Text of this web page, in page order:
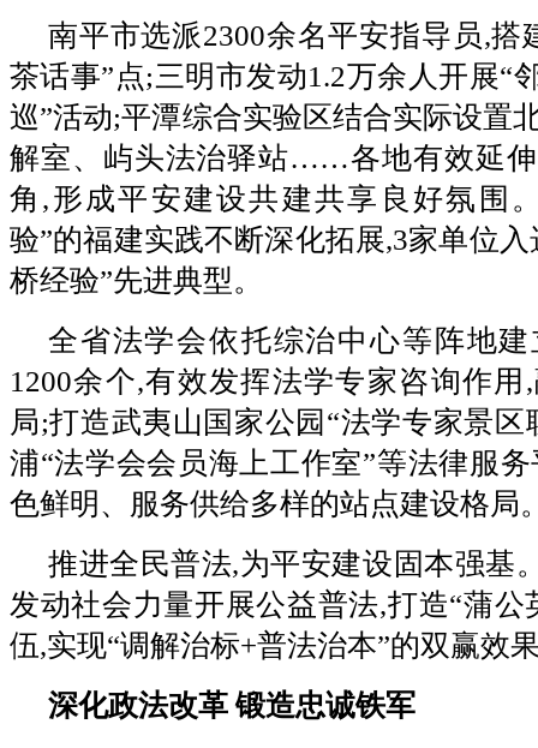
南平市选派2300余名平安指导员,搭
茶话事”点;三明市发动1.2万余人开展“
巡”活动;平潭综合实验区结合实际设置
解室、屿头法治驿站……各地有效延
角,形成平安建设共建共享良好氛围
验”的福建实践不断深化拓展,3家单位
桥经验”先进典型。
全省法学会依托综治中心等阵地
1200余个,有效发挥法学专家咨询作用
局;打造武夷山国家公园“法学专家景区
浦“法学会会员海上工作室”等法律服
色鲜明、服务供给多样的站点建设格局
推进全民普法,为平安建设固本强基
发动社会力量开展公益普法,打造“蒲公
伍,实现“调解治标+普法治本”的双赢效
深化政法改革 锻造忠诚铁军